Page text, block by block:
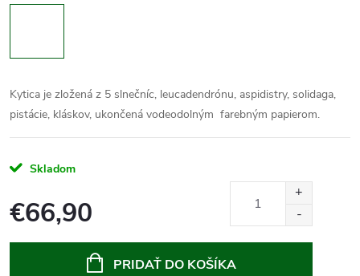
Kytica je zložená z 5 slnečníc, leucadendrónu, aspidistry, solidaga,
pistácie, kláskov, ukončená vodeodolným farebným papierom.
Skladom
€66,90
PRIDAŤ DO KOŠÍKA